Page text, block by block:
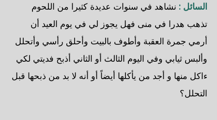
السائل : نشاهد في سنوات عديدة كثيرا من اللحوم
تذهب هدرا في منى فهل يجوز لي في يوم العيد أن
أرمي جمرة العقبة وأطوف بالبيت وأحلق رأسي وأتحلل
وألبس ثيابي وفي اليوم الثالث أو الثاني أذبح فديتي لكي
ءاكل منها و أجد من يأكلها أيضاً أو أنه لا بد من ذبحها قبل
التحلل؟